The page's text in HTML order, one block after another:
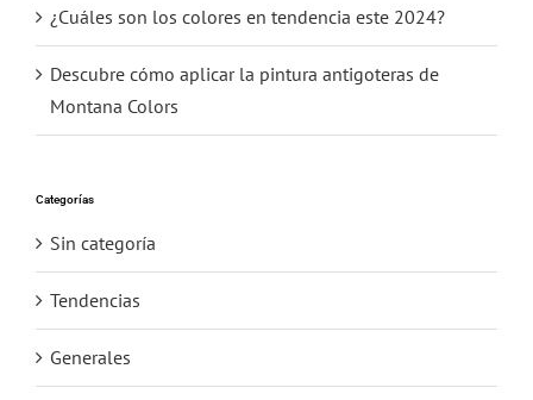
¿Cuáles son los colores en tendencia este 2024?
Descubre cómo aplicar la pintura antigoteras de
Montana Colors
Categorías
Sin categoría
Tendencias
Generales